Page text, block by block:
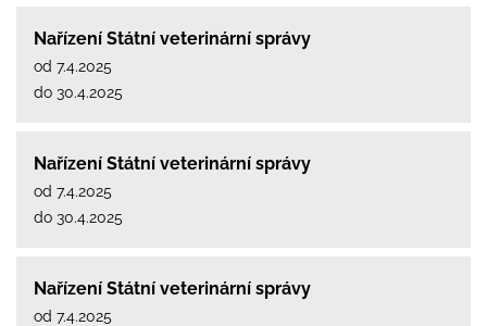
Nařízení Státní veterinární správy
od 7.4.2025
do 30.4.2025
Nařízení Státní veterinární správy
od 7.4.2025
do 30.4.2025
Nařízení Státní veterinární správy
od 7.4.2025